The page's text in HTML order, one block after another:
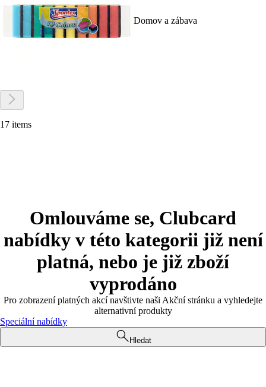
Domov a zábava
17 items
Omlouváme se, Clubcard
nabídky v této kategorii již není
platná, nebo je již zboží
vyprodáno
Pro zobrazení platných akcí navštivte naši Akční stránku a vyhledejte
alternativní produkty
Speciální nabídky
Hledat